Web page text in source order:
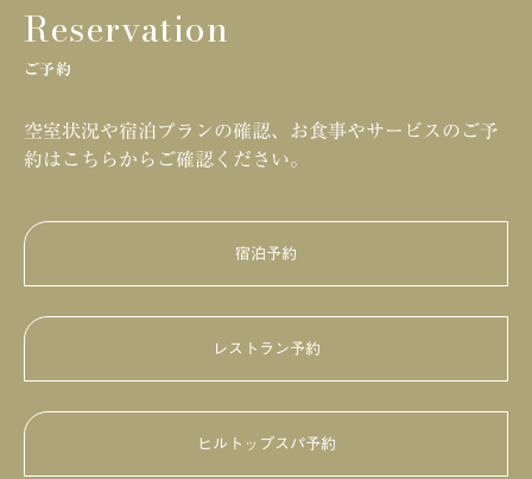
Reservation
ご予約
空室状況や宿泊プランの確認、お食事やサービスのご予
約はこちらからご確認ください。
宿泊予約
レストラン予約
ヒルトップスパ予約